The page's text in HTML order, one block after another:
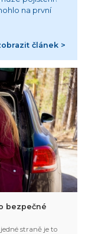
na první
článek >
bezpečné
straně je to